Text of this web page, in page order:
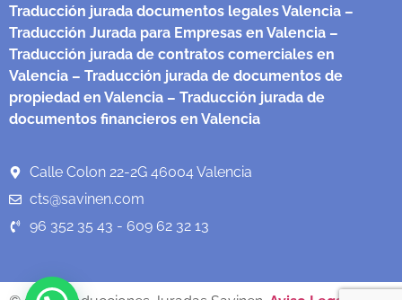
Traducción jurada documentos legales Valencia –
Traducción Jurada para Empresas en Valencia –
Traducción jurada de contratos comerciales en
Valencia – Traducción jurada de documentos de
propiedad en Valencia – Traducción jurada de
documentos financieros en Valencia
Calle Colon 22-2G 46004 Valencia
cts@savinen.com
96 352 35 43 - 609 62 32 13